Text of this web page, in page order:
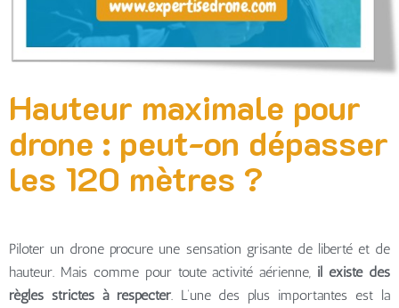
Hauteur maximale pour
drone : peut-on dépasser
les 120 mètres ?
Piloter un drone procure une sensation grisante de liberté et de
hauteur. Mais comme pour toute activité aérienne, il existe des
règles strictes à respecter. L’une des plus importantes est la